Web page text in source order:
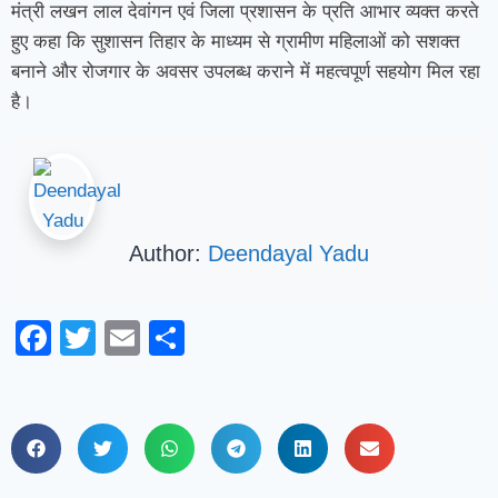
मंत्री लखन लाल देवांगन एवं जिला प्रशासन के प्रति आभार व्यक्त करते
हुए कहा कि सुशासन तिहार के माध्यम से ग्रामीण महिलाओं को सशक्त
बनाने और रोजगार के अवसर उपलब्ध कराने में महत्वपूर्ण सहयोग मिल रहा
है।
Author: Deendayal Yadu
Facebook
TwitterEmail